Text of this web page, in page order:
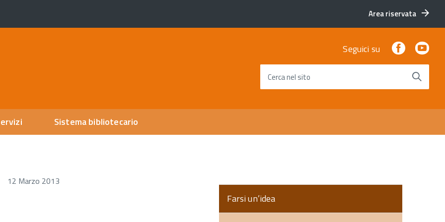
Area riservata
Seguici su Facebook
Cerca nel sito
Sistema bibliotecario
12 Marzo 2013
Farsi un’idea